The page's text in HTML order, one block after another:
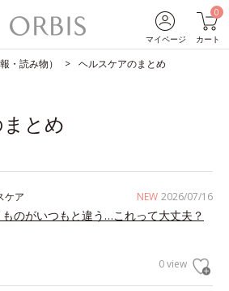
マイページ
0
カート
・読み物） ヘルスケアのまとめ
とめ
NEW 2026/07/16
ケア
ものがいつもと違う…これって大丈夫？
0 view